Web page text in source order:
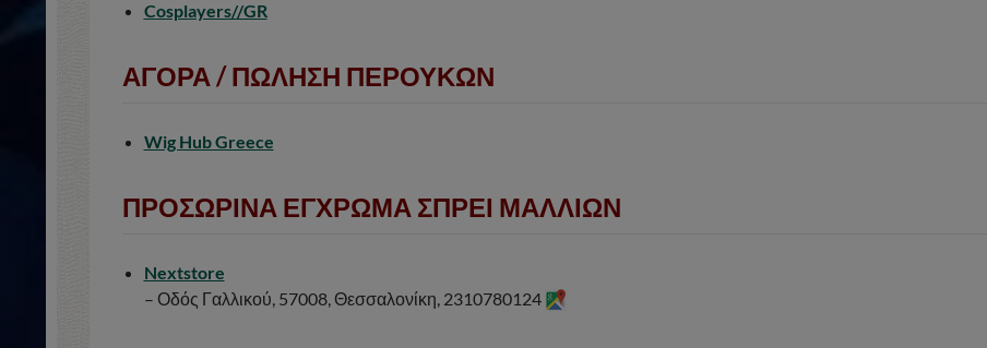
Cosplayers//GR
ΑΓΟΡΑ / ΠΩΛΗΣΗ ΠΕΡΟΥΚΩΝ
Wig Hub Greece
ΠΡΟΣΩΡΙΝΑ ΕΓΧΡΩΜΑ ΣΠΡΕΙ ΜΑΛΛΙΩΝ
Nextstore
– Οδός Γαλλικού, 57008, Θεσσαλονίκη, 2310780124